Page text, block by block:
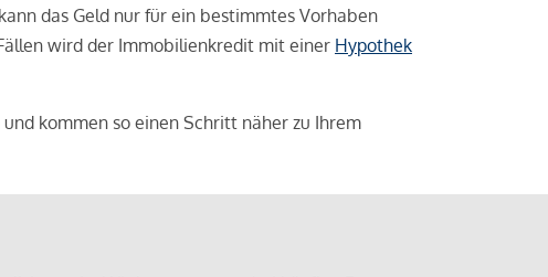
das Geld nur für ein bestimmtes Vorhaben
wird der Immobilienkredit mit einer Hypothek
kommen so einen Schritt näher zu Ihrem